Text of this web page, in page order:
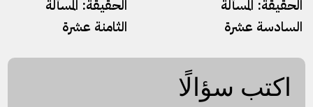
الحقيقة: المسألة
السادسة عشرة
الحقيقة: المسألة
الثامنة عشرة
اكتب سؤالًا